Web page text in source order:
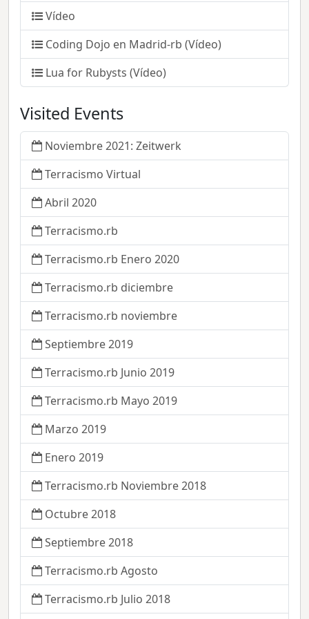
Vídeo
Coding Dojo en Madrid-rb (Vídeo)
Lua for Rubysts (Vídeo)
Visited Events
Noviembre 2021: Zeitwerk
Terracismo Virtual
Abril 2020
Terracismo.rb
Terracismo.rb Enero 2020
Terracismo.rb diciembre
Terracismo.rb noviembre
Septiembre 2019
Terracismo.rb Junio 2019
Terracismo.rb Mayo 2019
Marzo 2019
Enero 2019
Terracismo.rb Noviembre 2018
Octubre 2018
Septiembre 2018
Terracismo.rb Agosto
Terracismo.rb Julio 2018